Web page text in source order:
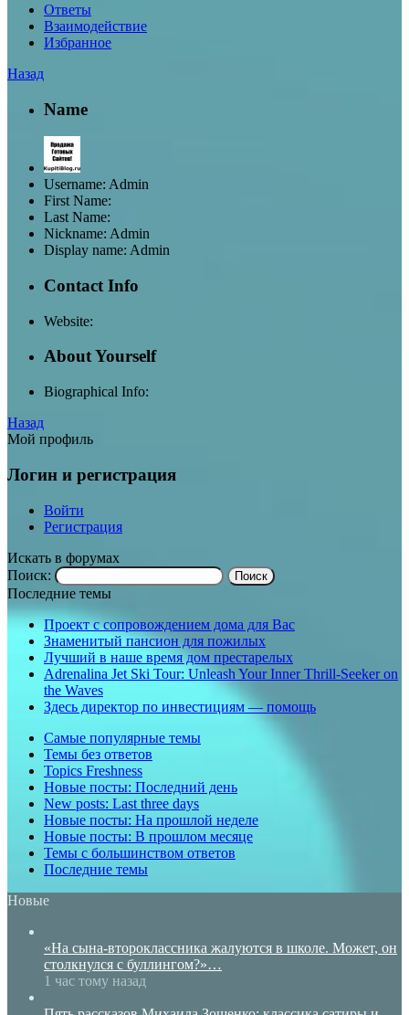
Ответы
Взаимодействие
Избранное
Назад
Name
Username: Admin
First Name:
Last Name:
Nickname: Admin
Display name: Admin
Contact Info
Website:
About Yourself
Biographical Info:
Назад
Мой профиль
Логин и регистрация
Войти
Регистрация
Искать в форумах
Поиск:
Последние темы
Проект с сопровождением дома для Вас
Знаменитый пансион для пожилых
Лучший в наше время дом престарелых
Adrenalina Jet Ski Tour: Unleash Your Inner Thrill-Seeker on
the Waves
Здесь директор по инвестициям — помощь
Самые популярные темы
Темы без ответов
Topics Freshness
Новые посты: Последний день
New posts: Last three days
Новые посты: На прошлой неделе
Новые посты: В прошлом месяце
Темы с большинством ответов
Последние темы
Новые
«На сына-второклассника жалуются в школе. Может, он
столкнулся с буллингом?»…
1 час тому назад